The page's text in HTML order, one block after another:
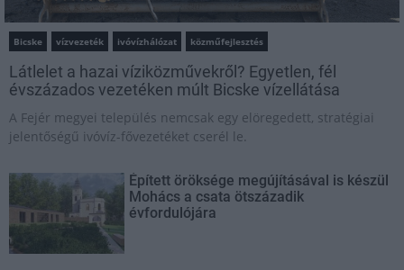
Bicske vízvezeték ivóvízhálózat közműfejlesztés
Látlelet a hazai víziközművekről? Egyetlen, fél
évszázados vezetéken múlt Bicske vízellátása
A Fejér megyei település nemcsak egy elöregedett, stratégiai
jelentőségű ivóvíz-fővezetéket cserél le.
Épített öröksége megújításával is készül
Mohács a csata ötszázadik
évfordulójára